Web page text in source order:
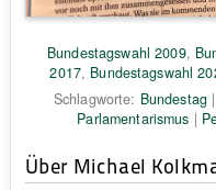
Bundestagswahl 2009,
2017, Bundestagswahl
Schlagworte: Bundestag|
Parlamentarismus |
Über Michael